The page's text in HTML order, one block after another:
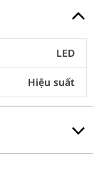
LED
Hiệu suất